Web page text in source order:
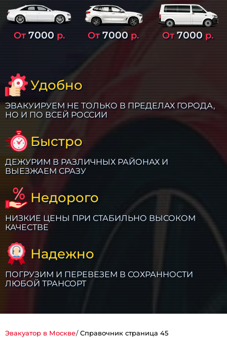
От7000 р. От7000р. От7000р.
Удобно
ЭВАКУИРУЕМ НЕ ТОЛЬКО В ПРЕДЕЛАХ ГОРОДА,
НО И ПО ВСЕЙ РОССИИ
Быстро
ДЕЖУРИМ В РАЗЛИЧНЫХ РАЙОНАХ И
ВЫЕЗЖАЕМ СРАЗУ
Недорого
НИЗКИЕ ЦЕНЫ ПРИ СТАБИЛЬНО ВЫСОКОМ
КАЧЕСТВЕ
Надежно
ПОГРУЗИМ И ПЕРЕВЕЗЕМ В СОХРАННОСТИ
ЛЮБОЙ ТРАНСОРТ
Эвакуатор в Москве Справочник страница 45